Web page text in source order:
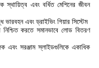
স্থায়িত্ব এবং বর্ধিত মেশিনের জীবন
এবং ড্রাইভিং গিয়ার সিস্টেম
নিশ্চিত করতে সমানভাবে লোড বিতরণ
এবং সরঞ্জাম স্লাইডগুলিকে একাধিক